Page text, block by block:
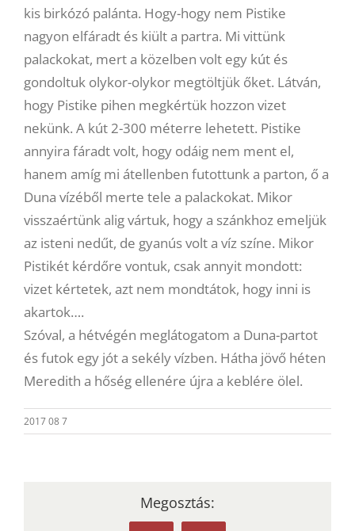
kis birkózó palánta. Hogy-hogy nem Pistike
nagyon elfáradt és kiült a partra. Mi vittünk
palackokat, mert a közelben volt egy kút és
gondoltuk olykor-olykor megtöltjük őket. Látván,
hogy Pistike pihen megkértük hozzon vizet
nekünk. A kút 2-300 méterre lehetett. Pistike
annyira fáradt volt, hogy odáig nem ment el,
hanem amíg mi átellenben futottunk a parton, ő a
Duna vízéből merte tele a palackokat. Mikor
visszaértünk alig vártuk, hogy a szánkhoz emeljük
az isteni nedűt, de gyanús volt a víz színe. Mikor
Pistikét kérdőre vontuk, csak annyit mondott:
vizet kértetek, azt nem mondtátok, hogy inni is
akartok….
Szóval, a hétvégén meglátogatom a Duna-partot
és futok egy jót a sekély vízben. Hátha jövő héten
Meredith a hőség ellenére újra a keblére ölel.
2017 08 7
Megosztás: